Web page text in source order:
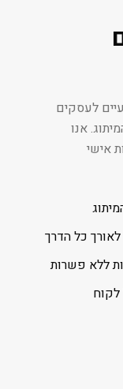
לעסקים
אנו
אישי
כל הדרך
ללא פשרות
לקוח